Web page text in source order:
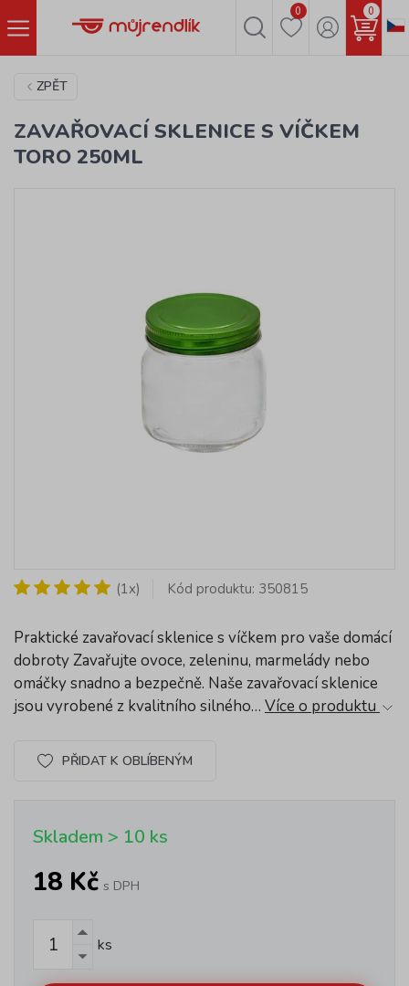
0 0
ZPĚT
ZAVAŘOVACÍ SKLENICE S VÍČKEM
TORO 250ML
(1x) Kód produktu: 350815
Praktické zavařovací sklenice s víčkem pro vaše domácí
dobroty Zavařujte ovoce, zeleninu, marmelády nebo
omáčky snadno a bezpečně. Naše zavařovací sklenice
jsou vyrobené z kvalitního silného… Více o produktu
PŘIDAT K OBLÍBENÝM
Skladem > 10 ks
18 Kč s DPH
ks